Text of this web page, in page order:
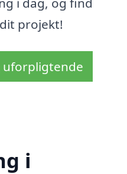
projekt!
uforpligtende
i